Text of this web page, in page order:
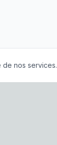
de nos services.